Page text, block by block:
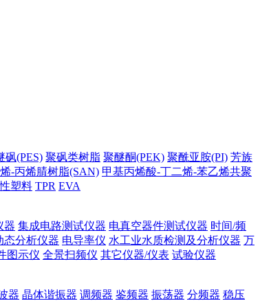
砜(PES) 聚砜类树脂 聚醚酮(PEK) 聚酰亚胺(PI) 芳族
-丙烯腈树脂(SAN) 甲基丙烯酸-丁二烯-苯乙烯共聚
塑料 TPR EVA
器 集成电路测试仪器 电真空器件测试仪器 时间/频
态分析仪器 电导率仪 水工业水质检测及分析仪器 万
图示仪 全景扫频仪 其它仪器/仪表 试验仪器
器 晶体谐振器 调频器 鉴频器 振荡器 分频器 稳压